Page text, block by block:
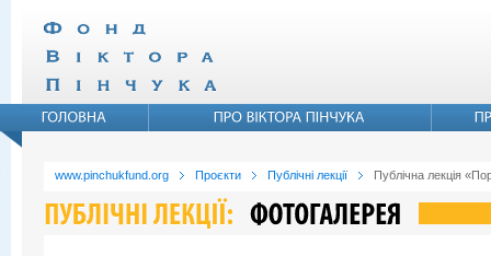
www.pinchukfund.org Проєкти Публічні лекції Публічна лекція